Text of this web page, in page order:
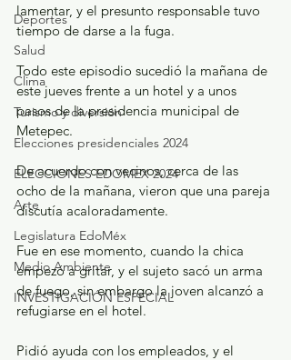
Deportes
Salud
Clima
Turismo y diversión
Elecciones presidenciales 2024
ELECCIONES EDOMEX 2024
Arte
Legislatura EdoMéx
Medio Ambiente
INVESTIGACIÓN ESPECIAL
lamentar, y el presunto responsable tuvo
tiempo de darse a la fuga.
Todo este episodio sucedió la mañana de
este jueves frente a un hotel y a unos
pasos de la presidencia municipal de
Metepec.
De acuerdo con vecinos, cerca de las
ocho de la mañana, vieron que una pareja
discutía acaloradamente.
Fue en ese momento, cuando la chica
empezó a gritar, y el sujeto sacó un arma
de fuego, sin embargo la joven alcanzó a
refugiarse en el hotel.
Pidió ayuda con los empleados, y el